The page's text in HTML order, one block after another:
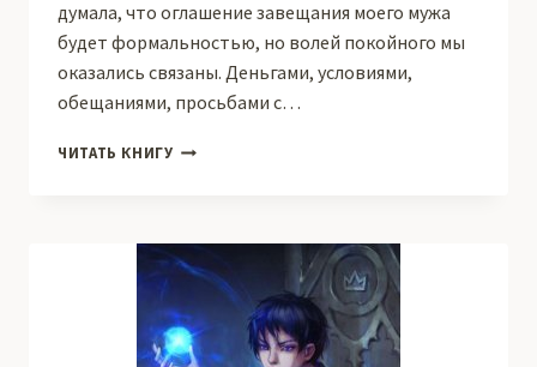
думала, что оглашение завещания моего мужа
будет формальностью, но волей покойного мы
оказались связаны. Деньгами, условиями,
обещаниями, просьбами с…
ЧИТАТЬ КНИГУ ВСЕГДА